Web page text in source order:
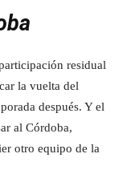
residual
la vuelta del
después. Y el
al Córdoba,
otro equipo de la